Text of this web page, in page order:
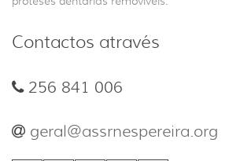
Contactos através
256 841 006
geral@assrnespereira.org